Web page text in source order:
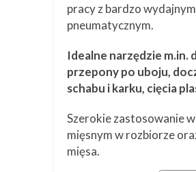
pracy z bardzo
pneumatycznym.
Idealne narzędzie m.in.
przepony po uboju,
schabu i karku, cięcia
Szerokie zastosowanie
mięsnym w rozbiorze
mięsa.